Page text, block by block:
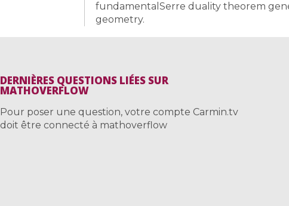
fundamentalSerre duality theorem
geometry.
DERNIÈRES QUESTIONS LIÉES SUR
MATHOVERFLOW
Pour poser une question, votre compte Carmin.tv
doit être connecté à mathoverflow